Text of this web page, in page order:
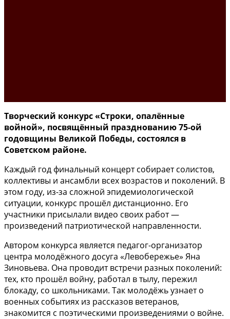
Творческий конкурс «Строки, опалённые
войной», посвящённый празднованию 75-ой
годовщины Великой Победы, состоялся в
Советском районе.
Каждый год финальный концерт собирает солистов,
коллективы и ансамбли всех возрастов и поколений. В
этом году, из-за сложной эпидемиологической
ситуации, конкурс прошёл дистанционно. Его
участники присылали видео своих работ —
произведений патриотической направленности.
Автором конкурса является педагог-организатор
центра молодёжного досуга «Левобережье» Яна
Зиновьева. Она проводит встречи разных поколений:
тех, кто прошёл войну, работал в тылу, пережил
блокаду, со школьниками. Так молодёжь узнает о
военных событиях из рассказов ветеранов,
знакомится с поэтическими произведениями о войне.